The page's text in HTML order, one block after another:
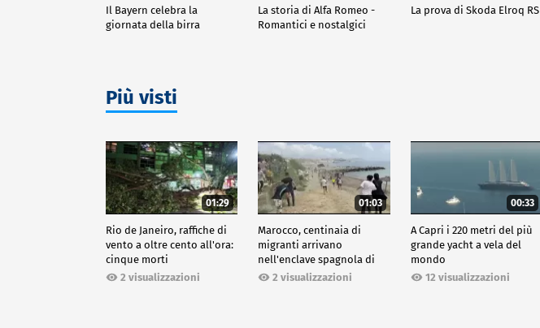
Il Bayern celebra la
giornata della birra
La storia di Alfa Romeo -
Romantici e nostalgici
La prova di Skoda Elroq RS
Più visti
01:29
Rio de Janeiro, raffiche di
vento a oltre cento all'ora:
cinque morti
2 visualizzazioni
01:03
Marocco, centinaia di
migranti arrivano
nell'enclave spagnola di
Ceuta2 visualizzazioni
00:33
A Capri i 220 metri del più
grande yacht a vela del
mondo
12 visualizzazioni